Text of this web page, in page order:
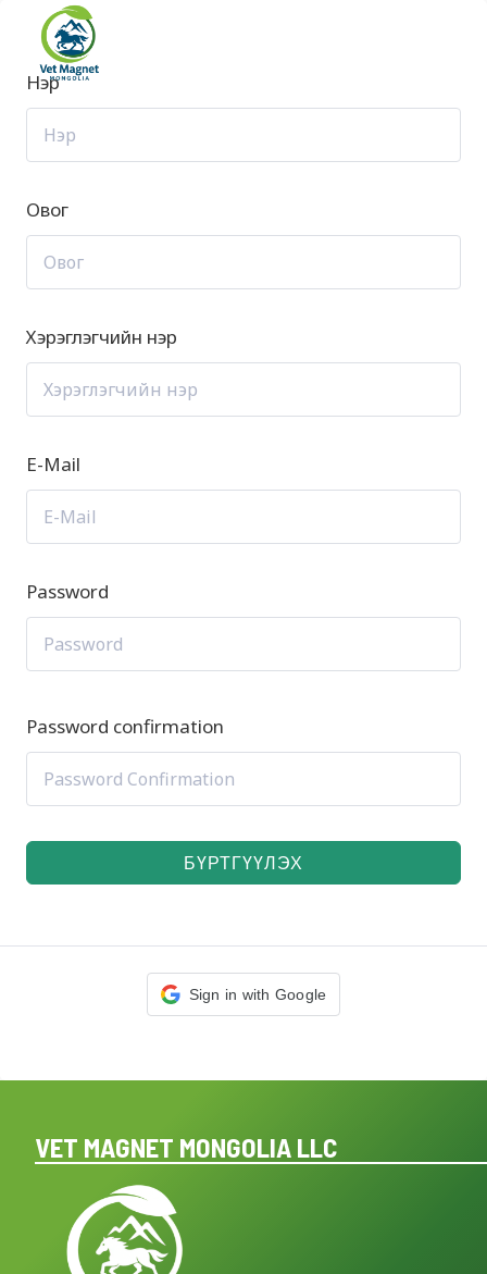
content
Нэр
Овог
Хэрэглэгчийн нэр
E-Mail
Password
Password confirmation
БҮРТГҮҮЛЭХ
Sign in with Google
VET MAGNET MONGOLIA LLC